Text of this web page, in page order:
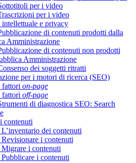
per i video
per i video
intellettuale e privacy
di contenuti prodotti dalla
Amministrazione
di contenuti non prodotti
Amministrazione
dei soggetti ritratti
per i motori di ricerca (SEO)
fattori on-page
fattori off-page
di diagnostica SEO: Search
contenuti
dei contenuti
i contenuti
i contenuti
i contenuti